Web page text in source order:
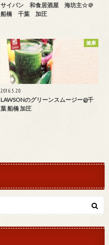
サイパン 和食居酒屋 海坊主☆＠
船橋 千葉 加圧
健康
2016.5.20
LAWSONのグリーンスムージー@千
葉 船橋 加圧